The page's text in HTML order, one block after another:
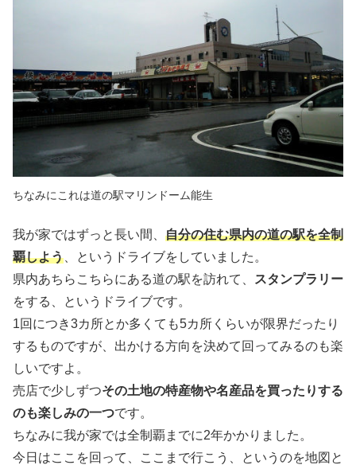
ちなみにこれは道の駅マリンドーム能生
我が家ではずっと長い間、 自分の住む県内の道の駅を全制
覇しよう 、というドライブをしていました。
県内あちらこちらにある道の駅を訪れて、
スタンプラリー
をする、というドライブです。
1回につき3カ所とか多くても5カ所くらいが限界だったり
するものですが、出かける方向を決めて回ってみるのも楽
しいですよ。
売店で少しずつその土地の特産物や名産品を買ったりする
のも楽しみの一つです。
ちなみに我が家では全制覇までに2年かかりました。
今日はここを回って、ここまで行こう、というのを地図と